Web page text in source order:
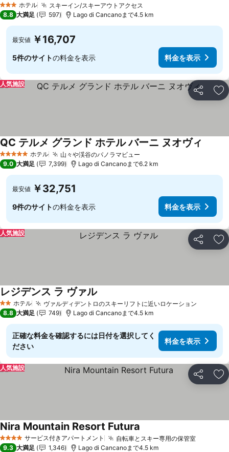
3 ホテルのランク
ホテル スキーイン/スキーアウトアクセス
8.8 大満足 597 Lago di Cancanoまで4.5 km
最安値 ￥16,707
5件のサイトの料金を表示 料金を表示
シェア お
人気施設
5 ホテルのランク
ホテル 山々や渓谷のパノラマビュー
QC テルメ グランド ホテル バーニ ヌオヴィ
9.0 大満足 7,399 Lago di Cancanoまで6.2 km
最安値 ￥32,751
9件のサイトの料金を表示 料金を表示
シェア お
人気施設
2 ホテルのランク
ホテル ヴァルディデントロのスキーリフトに近いロケーション
レジデンス ラ ヴァル
8.8 大満足 749 Lago di Cancanoまで4.5 km
正確な料金を確認するには日付を選択してく
ださい
料金を表示
シェア お
人気施設
4 ホテルのランクサービス付きアパートメント 自転車とスキー専用の保管室
Nira Mountain Resort Futura
9.3 大満足 1,346 Lago di Cancanoまで4.5 km